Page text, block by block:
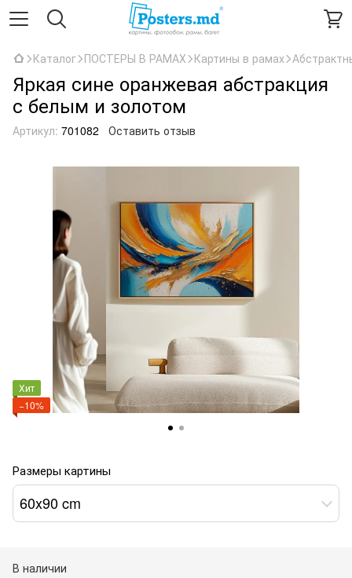
Каталог ПОСТЕРЫ В РАМАХ Картины в рамах
Яркая сине оранжевая абстракция
с белым и золотом
Артикул: 701082 Оставить отзыв
Хит
−10%
Размеры картины
60x90 cm
В наличии